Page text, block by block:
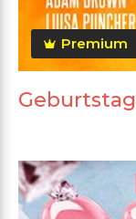
Premium